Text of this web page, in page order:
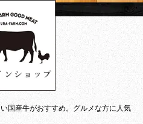
国産牛がおすすめ。グルメな方に人気